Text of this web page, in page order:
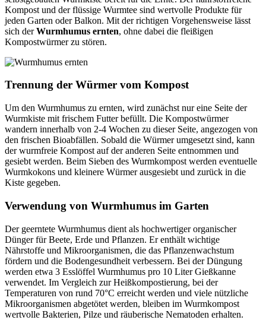
Kompost und der flüssige Wurmtee sind wertvolle Produkte für
jeden Garten oder Balkon. Mit der richtigen Vorgehensweise lässt
sich derWurmhumus ernten, ohne dabei die fleißigen
Kompostwürmer zu stören.
Trennung der Würmer vom Kompost
Um den Wurmhumus zu ernten, wird zunächst nur eine Seite der
Wurmkiste mit frischem Futter befüllt. Die Kompostwürmer
wandern innerhalb von 2-4 Wochen zu dieser Seite, angezogen von
den frischen Bioabfällen. Sobald die Würmer umgesetzt sind, kann
der wurmfreie Kompost auf der anderen Seite entnommen und
gesiebt werden. Beim Sieben des Wurmkompost werden eventuelle
Wurmkokons und kleinere Würmer ausgesiebt und zurück in die
Kiste gegeben.
Verwendung von Wurmhumus im Garten
Der geerntete Wurmhumus dient als hochwertiger organischer
Dünger für Beete, Erde und Pflanzen. Er enthält wichtige
Nährstoffe und Mikroorganismen, die das Pflanzenwachstum
fördern und die Bodengesundheit verbessern. Bei der Düngung
werden etwa 3 Esslöffel Wurmhumus pro 10 Liter Gießkanne
verwendet. Im Vergleich zur Heißkompostierung, bei der
Temperaturen von rund 70°C erreicht werden und viele nützliche
Mikroorganismen abgetötet werden, bleiben im Wurmkompost
wertvolle Bakterien, Pilze und räuberische Nematoden erhalten.